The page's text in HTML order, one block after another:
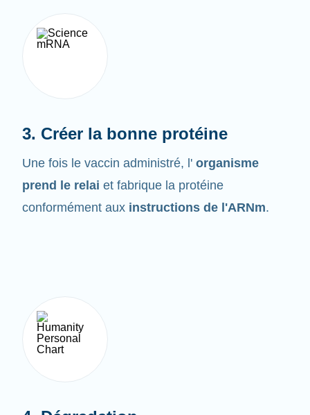
Une fois le vaccin administré, l'organisme
prend le relaiet fabrique la protéine
conformément auxinstructions de l'ARNm